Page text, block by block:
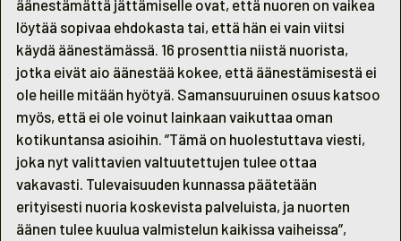
äänestämättä jättämiselle ovat, että nuoren on vaikea
löytää sopivaa ehdokasta tai, että hän ei vain viitsi
käydä äänestämässä. 16 prosenttia niistä nuorista,
jotka eivät aio äänestää kokee, että äänestämisestä ei
ole heille mitään hyötyä. Samansuuruinen osuus katsoo
myös, että ei ole voinut lainkaan vaikuttaa oman
kotikuntansa asioihin. ”Tämä on huolestuttava viesti,
joka nyt valittavien valtuutettujen tulee ottaa
vakavasti. Tulevaisuuden kunnassa päätetään
erityisesti nuoria koskevista palveluista, ja nuorten
äänen tulee kuulua valmistelun kaikissa vaiheissa”,